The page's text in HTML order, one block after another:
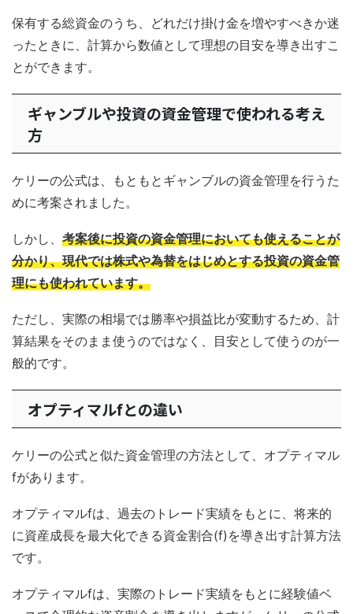
保有する総資金のうち、どれだけ掛け金を増やすべきか迷
ったときに、計算から数値として理想の目安を導き出すこ
とができます。
ギャンブルや投資の資金管理で使われる考え
方
ケリーの公式は、もともとギャンブルの資金管理を行うた
めに考案されました。
しかし、 考案後に投資の資金管理においても使えることが
分かり、現代では株式や為替をはじめとする投資の資金管
理にも使われています。
ただし、実際の相場では勝率や損益比が変動するため、計
算結果をそのまま使うのではなく、目安として使うのが一
般的です。
オプティマルfとの違い
ケリーの公式と似た資金管理の方法として、オプティマル
fがあります。
オプティマルfは、過去のトレード実績をもとに、将来的
に資産成長を最大化できる資金割合(f)を導き出す計算方法
です。
オプティマルfは、実際のトレード実績をもとに経験値ベ